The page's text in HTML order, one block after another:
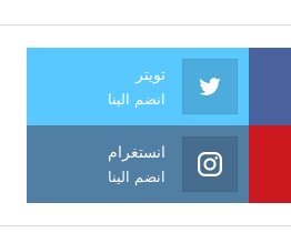
تويتر
انضم الينا
انستغرام
انضم الينا